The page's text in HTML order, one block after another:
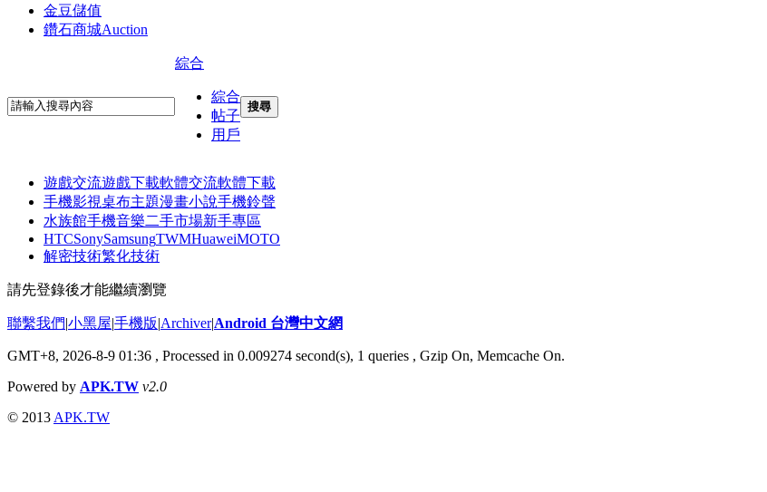
金豆儲值
鑽石商城Auction
綜合
綜合
帖子
用戶
搜尋
遊戲交流遊戲下載軟體交流軟體下載
手機影視桌布主題漫畫小說手機鈴聲
水族館手機音樂二手市場新手專區
HTCSonySamsungTWMHuaweiMOTO
解密技術繁化技術
請先登錄後才能繼續瀏覽
聯繫我們|小黑屋|手機版|Archiver|Android 台灣中文網
GMT+8, 2026-8-9 01:36 , Processed in 0.009274 second(s), 1 queries , Gzip On, Memcache On.
Powered by APK.TW v2.0
© 2013 APK.TW